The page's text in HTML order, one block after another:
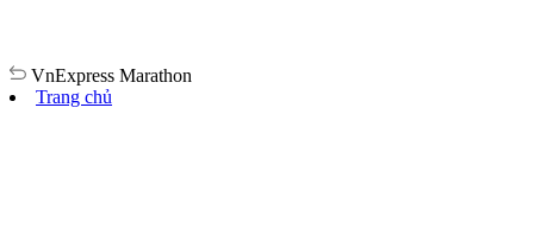
VnExpress Marathon
Trang chủ